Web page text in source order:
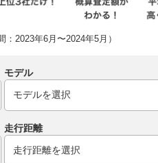
2023年6月〜2024年5月）
モデル
走行距離